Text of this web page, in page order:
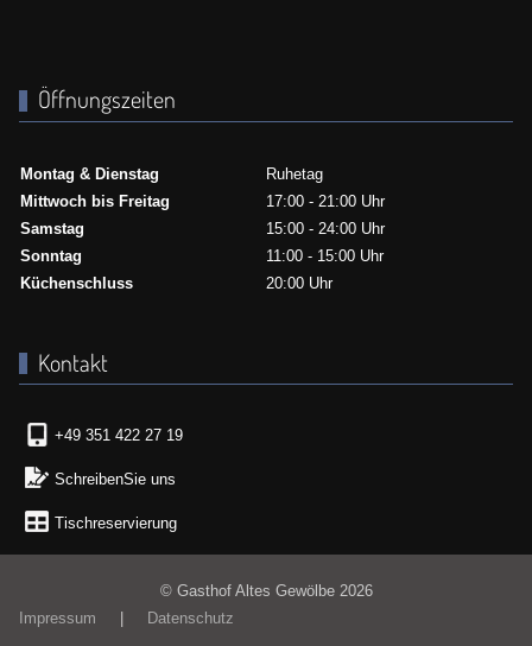
Öffnungszeiten
Montag & Dienstag
Ruhetag
Mittwoch bis Freitag
17:00 - 21:00 Uhr
Samstag
15:00 - 24:00 Uhr
Sonntag
11:00 - 15:00 Uhr
Küchenschluss
20:00 Uhr
Kontakt
+49 351 422 27 19
SchreibenSie uns
Tischreservierung
© Gasthof Altes Gewölbe 2026
Impressum
Datenschutz